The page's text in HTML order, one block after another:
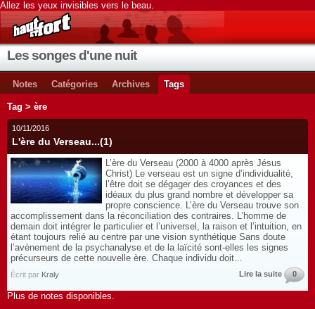
Allez les yeux invisibles vers le beau.
Les songes d'une nuit
Notes Catégories Archives Tags
Tag > ère
10/11/2016
L'ère du Verseau...(1)
L’ère du Verseau (2000 à 4000 après Jésus
Christ) Le verseau est un signe d’individualité,
l’être doit se dégager des croyances et des
idéaux du plus grand nombre et développer sa
propre conscience. L’ère du Verseau trouve son
accomplissement dans la réconciliation des contraires. L’homme de
demain doit intégrer le particulier et l’universel, la raison et l’intuition, en
étant toujours relié au centre par une vision synthétique Sans doute
l’avènement de la psychanalyse et de la laïcité sont-elles les signes
précurseurs de cette nouvelle ère. Chaque individu doit...
Écrit par Kraly Lire la suite 0
Plus de notes disponibles.